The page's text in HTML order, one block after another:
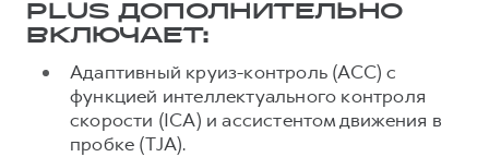
PLUS ДОПОЛНИТЕЛЬНО
ВКЛЮЧАЕТ:
Адаптивный круиз-контроль (ACC) с
функцией интеллектуального контроля
скорости (ICA) и ассистентом движения в
пробке (TJA).